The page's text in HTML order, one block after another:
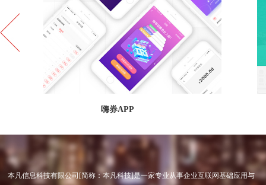
嗨券APP
本凡信息科技有限公司[简称：本凡科技]是一家专业从事企业互联网基础应用与